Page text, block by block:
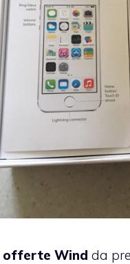
offerte Wind da